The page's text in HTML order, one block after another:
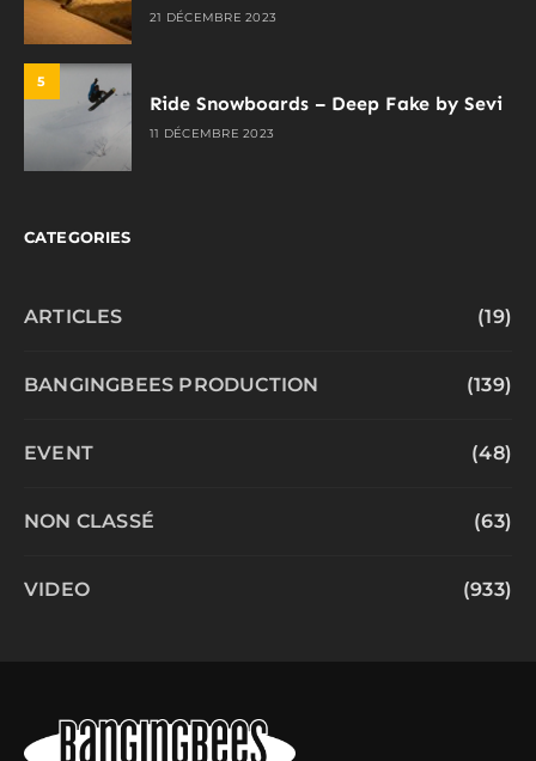
21 DÉCEMBRE 2023
5
Ride Snowboards – Deep Fake by Sevi
11 DÉCEMBRE 2023
CATEGORIES
ARTICLES (19)
BANGINGBEES PRODUCTION (139)
EVENT (48)
NON CLASSÉ (63)
VIDEO (933)